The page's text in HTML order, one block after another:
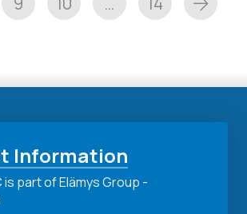
Next
Information
is part of Elämys Group -